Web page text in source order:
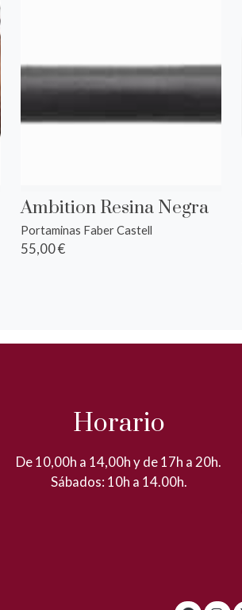
Ambition Resina Negra
Portaminas Faber Castell
55,00 €
Horario
De 10,00h a 14,00h y de 17h a 20h.
Sábados: 10h a 14.00h.